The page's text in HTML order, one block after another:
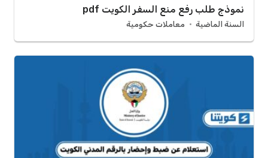
نموذج طلب رفع منع السفر الكويت pdf
السنة الماضية معاملات حكومية